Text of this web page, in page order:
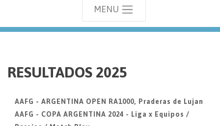
MENU
RESULTADOS 2025
AAFG - ARGENTINA OPEN RA1000, Praderas de Lujan
AAFG - COPA ARGENTINA 2024 - Liga x Equipos /